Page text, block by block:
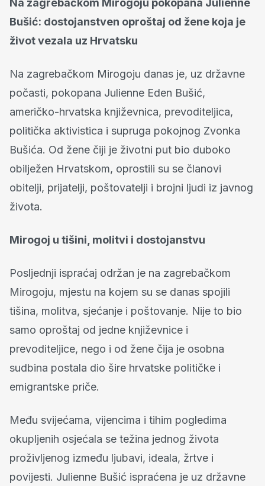
Na zagrebačkom Mirogoju pokopana Julienne
Bušić: dostojanstven oproštaj od žene koja je
život vezala uz Hrvatsku
Na zagrebačkom Mirogoju danas je, uz državne
počasti, pokopana Julienne Eden Bušić,
američko-hrvatska književnica, prevoditeljica,
politička aktivistica i supruga pokojnog Zvonka
Bušića. Od žene čiji je životni put bio duboko
obilježen Hrvatskom, oprostili su se članovi
obitelji, prijatelji, poštovatelji i brojni ljudi iz javnog
života.
Mirogoj u tišini, molitvi i dostojanstvu
Posljednji ispraćaj održan je na zagrebačkom
Mirogoju, mjestu na kojem su se danas spojili
tišina, molitva, sjećanje i poštovanje. Nije to bio
samo oproštaj od jedne književnice i
prevoditeljice, nego i od žene čija je osobna
sudbina postala dio šire hrvatske političke i
emigrantske priče.
Među svijećama, vijencima i tihim pogledima
okupljenih osjećala se težina jednog života
proživljenog između ljubavi, ideala, žrtve i
povijesti. Julienne Bušić ispraćena je uz državne